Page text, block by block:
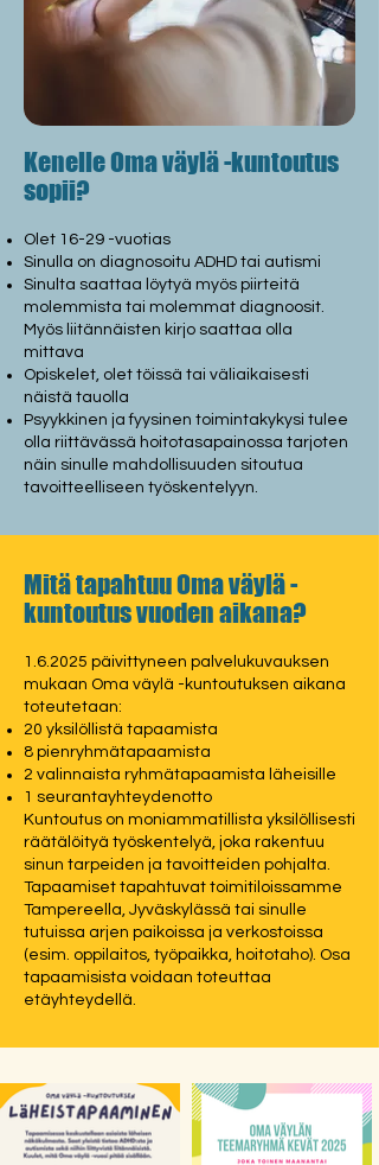
Kenelle Oma väylä -kuntoutus
sopii?
Olet 16-29 -vuotias
Sinulla on diagnosoitu ADHD tai autismi
Sinulta saattaa löytyä myös piirteitä
molemmista tai molemmat diagnoosit.
Myös liitännäisten kirjo saattaa olla
mittava
Opiskelet, olet töissä tai väliaikaisesti
näistä tauolla
Psyykkinen ja fyysinen toimintakykysi tulee
olla riittävässä hoitotasapainossa tarjoten
näin sinulle mahdollisuuden sitoutua
tavoitteelliseen työskentelyyn.
Mitä tapahtuu Oma väylä -
kuntoutus vuoden aikana?
1.6.2025 päivittyneen palvelukuvauksen
mukaan Oma väylä -kuntoutuksen aikana
toteutetaan:
20 yksilöllistä tapaamista
8 pienryhmätapaamista
2 valinnaista ryhmätapaamista läheisille
1 seurantayhteydenotto
Kuntoutus on moniammatillista yksilöllisesti
räätälöityä työskentelyä, joka rakentuu
sinun tarpeiden ja tavoitteiden pohjalta.
Tapaamiset tapahtuvat toimitiloissamme
Tampereella, Jyväskylässä tai sinulle
tutuissa arjen paikoissa ja verkostoissa
(esim. oppilaitos, työpaikka, hoitotaho). Osa
tapaamisista voidaan toteuttaa
etäyhteydellä.